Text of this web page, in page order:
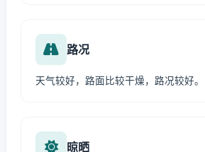
路况
天气较好，路面比较干燥，路况较好。
晾晒